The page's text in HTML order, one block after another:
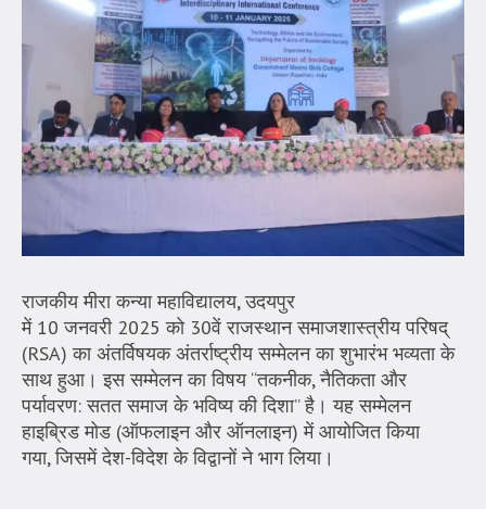
राजकीय मीरा कन्या महाविद्यालय, उदयपुर
में 10 जनवरी 2025 को 30वें राजस्थान समाजशास्त्रीय परिषद्
(RSA) का अंतर्विषयक अंतर्राष्ट्रीय सम्मेलन का शुभारंभ भव्यता के
साथ हुआ। इस सम्मेलन का विषय “तकनीक, नैतिकता और
पर्यावरण: सतत समाज के भविष्य की दिशा” है। यह सम्मेलन
हाइब्रिड मोड (ऑफलाइन और ऑनलाइन) में आयोजित किया
गया, जिसमें देश-विदेश के विद्वानों ने भाग लिया।